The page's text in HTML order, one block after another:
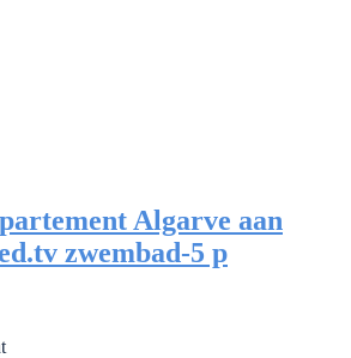
Algarve aan
zwembad-5 p